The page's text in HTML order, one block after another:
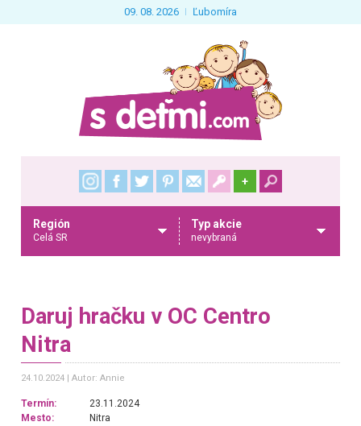
09. 08. 2026 Ľubomíra
+
Región
Celá SR
Typ akcie
nevybraná
Daruj hračku v OC Centro
Nitra
24.10.2024 Autor: Annie
Termín:
23.11.2024
Mesto:
Nitra